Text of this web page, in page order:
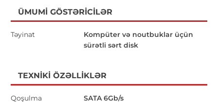
ÜMUMI GÖSTƏRICILƏR
Təyinat
Kompüter və noutbuklar üçün
sürətli sərt disk
TEXNIKI ÖZƏLLIKLƏR
Qoşulma SATA 6Gb/s